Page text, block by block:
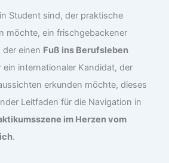
Student sind, der praktische
möchte, ein frischgebackener
einen Fuß ins Berufsleben
ein internationaler Kandidat, der
erkunden möchte, dieses
Leitfaden für die Navigation in
im Herzen vom
.